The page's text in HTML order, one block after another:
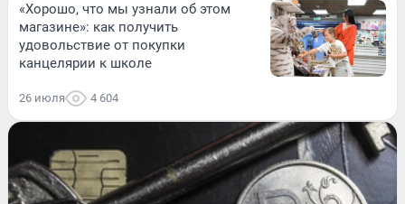
«Хорошо, что мы узнали об этом
магазине»: как получить
удовольствие от покупки
канцелярии к школе
26 июля 4 604